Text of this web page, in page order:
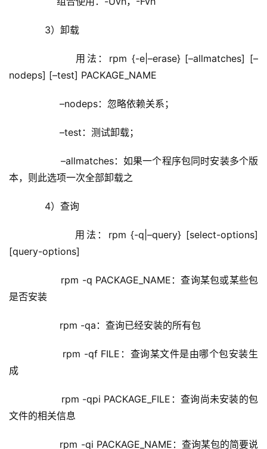
	    3）卸载
nodeps] [–test] PACKAGE_NAME
	         –nodeps：忽略依赖关系；
	         –test：测试卸载；
本，则此选项一次全部卸载之
	    4）查询
[query-options]
是否安装
	         rpm -qa：查询已经安装的所有包
成
文件的相关信息